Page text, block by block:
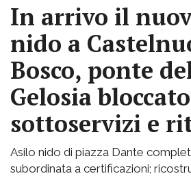
In arrivo il
nido a
Bosco, ponte
Gelosia
sottoservizi e
Asilo nido di piazza Dante
subordinata a certificazioni;